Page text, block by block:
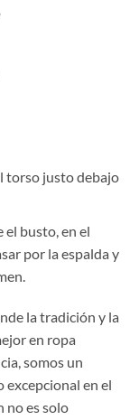
torso justo debajo
el busto, en el
por la espalda y
la tradición y la
en ropa
somos un
excepcional en el
no es solo